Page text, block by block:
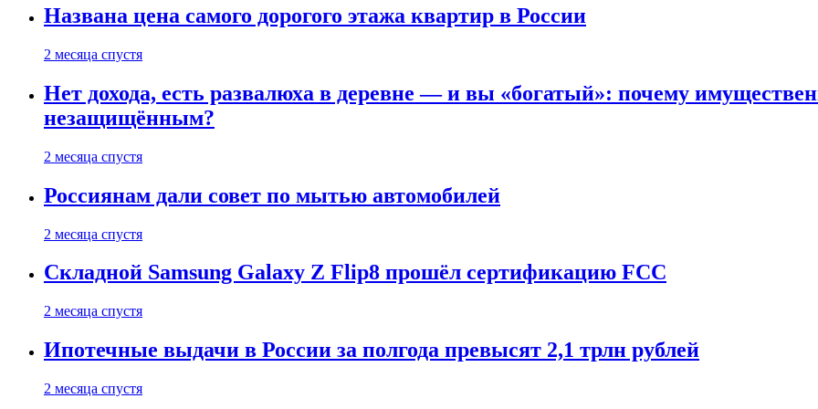
Названа цена самого дорогого этажа квартир в России
2 месяца спустя
Нет дохода, есть развалюха в деревне — и вы «богатый»: почему
незащищённым?
2 месяца спустя
Россиянам дали совет по мытью автомобилей
2 месяца спустя
Складной Samsung Galaxy Z Flip8 прошёл сертификацию FCC
2 месяца спустя
Ипотечные выдачи в России за полгода превысят 2,1 трлн рублей
2 месяца спустя